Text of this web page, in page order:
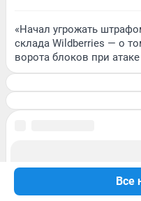
Все
«Начал угрожать
склада Wildberries — о
ворота блоков при